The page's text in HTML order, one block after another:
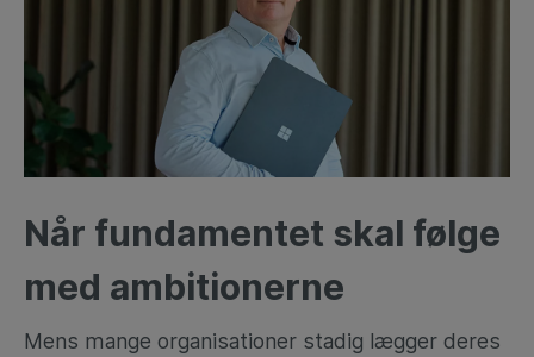
Når fundamentet skal følge
med ambitionerne
Mens mange organisationer stadig lægger deres